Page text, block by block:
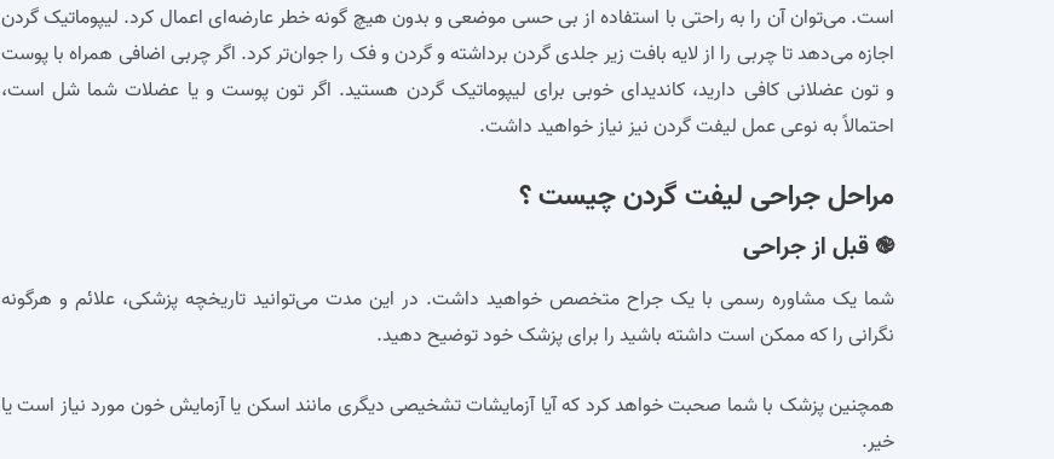
است. می‌توان آن را به راحتی با استفاده از بی حسی موضعی و بدون هیچ گونه خطر عارضه‌ای اعمال کرد. لیپوماتیک گردن
اجازه می‌دهد تا چربی را از لایه بافت زیر جلدی گردن برداشته و گردن و فک را جوان‌تر کرد. اگر چربی اضافی همراه با پوست
و تون عضلانی کافی دارید، کاندیدای خوبی برای لیپوماتیک گردن هستید. اگر تون پوست و یا عضلات شما شل است،
احتمالاً به نوعی عمل لیفت گردن نیز نیاز خواهید داشت.
مراحل جراحی لیفت گردن چیست ؟
֎ قبل از جراحی
شما یک مشاوره رسمی با یک جراح متخصص خواهید داشت. در این مدت می‌توانید تاریخچه پزشکی، علائم و هرگونه
نگرانی را که ممکن است داشته باشید را برای پزشک خود توضیح دهید.
همچنین پزشک با شما صحبت خواهد کرد که آیا آزمایشات تشخیصی دیگری مانند اسکن یا آزمایش خون مورد نیاز است یا
خیر.